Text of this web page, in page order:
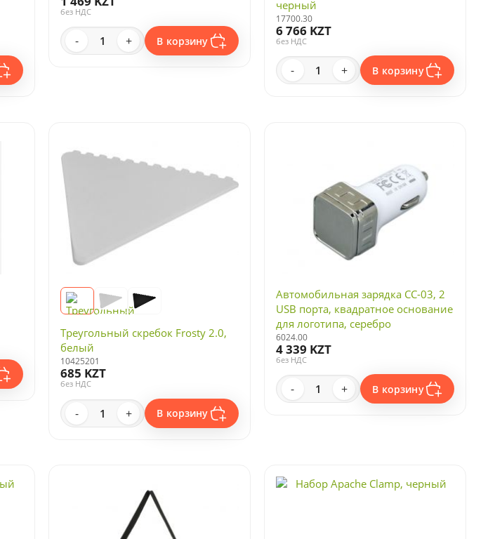
без НДС
- + В корзину
черный
17700.30
6 766 KZT
без НДС
- + В корзину
Треугольный скребок Frosty 2.0,
белый
10425201
685 KZT
без НДС
- + В корзину
Автомобильная зарядка CC-03, 2
USB порта, квадратное основание
для логотипа, серебро
6024.00
4 339 KZT
без НДС
- + В корзину